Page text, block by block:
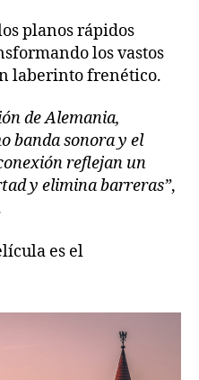
planos rápidos
los vastos
laberinto frenético.
de Alemania,
banda sonora y el
reflejan un
y elimina barreras”,
es el